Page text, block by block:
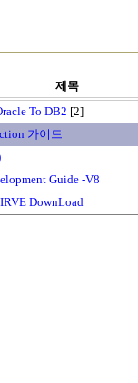
제목
To DB2 [2]
가이드
Guide -V8
DownLoad